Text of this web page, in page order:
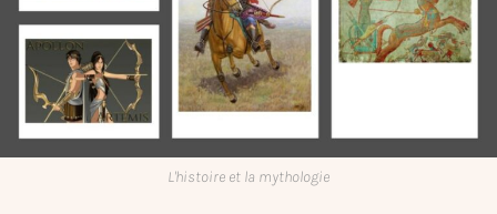
L'histoire et la mythologie